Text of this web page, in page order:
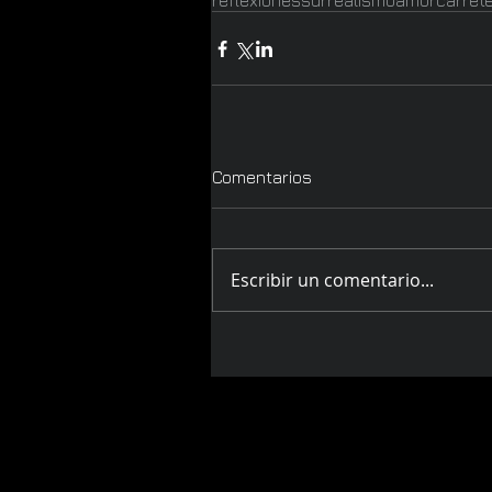
Comentarios
Escribir un comentario...